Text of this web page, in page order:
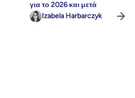
για το 2026 και μετά
Izabela Harbarczyk